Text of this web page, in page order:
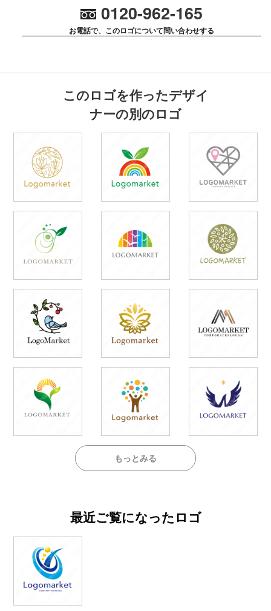
0120-962-165
お電話で、このロゴについて問い合わせする
このロゴを作ったデザイ
ナーの別のロゴ
もっとみる
最近ご覧になったロゴ